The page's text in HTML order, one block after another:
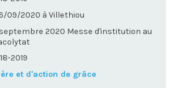
09/2020 à Villethiou
2020 Messe d'institution au
2019
et d'action de grâce